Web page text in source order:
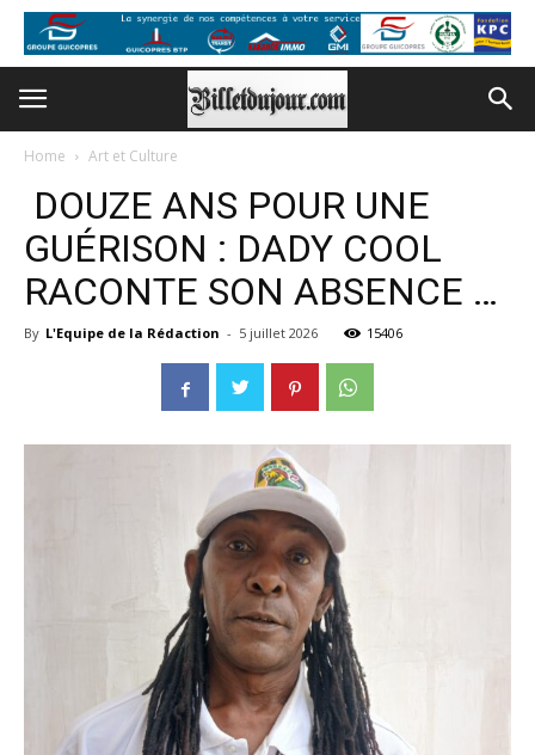
Home Art et Culture
DOUZE ANS POUR UNE
GUÉRISON : DADY COOL
RACONTE SON ABSENCE …
By L'Equipe de la Rédaction - 5 juillet 2026 15406